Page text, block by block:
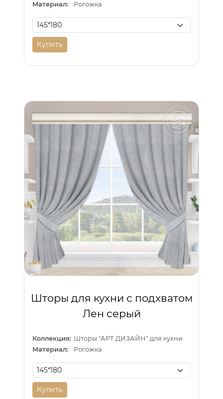
Материал:
Рогожка
Купить
Шторы для кухни с подхватом
Лен серый
Коллекция: Шторы "АРТ ДИЗАЙН" для кухни
Материал:
Рогожка
Купить